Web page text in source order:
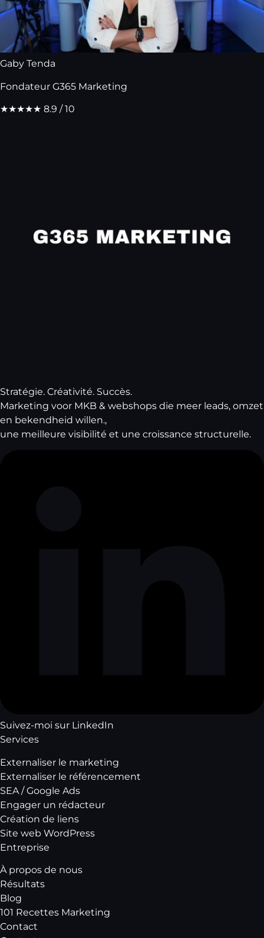
Gaby Tenda
Fondateur G365 Marketing
★★★★★ 8.9 / 10
Stratégie. Créativité. Succès.
Marketing voor MKB & webshops die meer leads, omzet
en bekendheid willen.,
une meilleure visibilité et une croissance structurelle.
Suivez-moi sur LinkedIn
Services
Externaliser le marketing
Externaliser le référencement
SEA / Google Ads
Engager un rédacteur
Création de liens
Site web WordPress
Entreprise
À propos de nous
Résultats
Blog
101 Recettes Marketing
Contact